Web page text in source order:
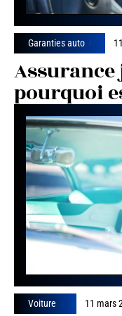
Garanties auto
pourquoi
Voiture 11 mars